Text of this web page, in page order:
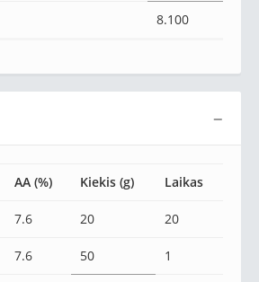
8.100
−
AA (%) Kiekis (g) Laikas
7.6 20 20
7.6 50 1